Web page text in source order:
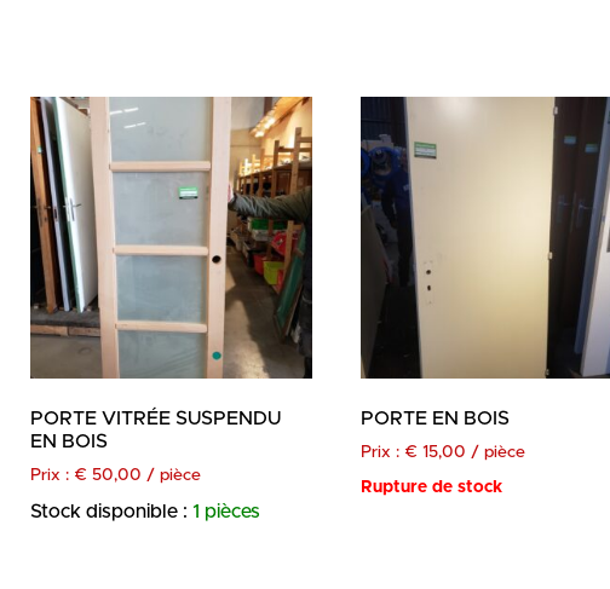
PORTE VITRÉE SUSPENDU
EN BOIS
Prix : € 50,00 / pièce
Stock disponible : 1 pièces
PORTE EN BOIS
Prix : € 15,00 / pièce
Rupture de stock